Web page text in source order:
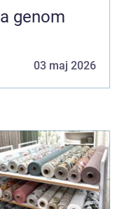
genom
03 maj 2026